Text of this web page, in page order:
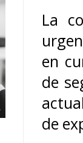
La
en
de
de